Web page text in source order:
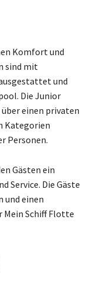
Komfort und
sind mit
und
Die Junior
über einen privaten
Kategorien
Personen.
Gästen ein
Service. Die Gäste
und einen
Mein Schiff Flotte